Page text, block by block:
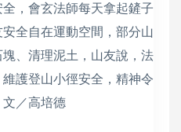
，會玄法師每天拿起鏟子
全自在運動空間，部分山
、清理泥土，山友說，法
護登山小徑安全，精神令
／高培德